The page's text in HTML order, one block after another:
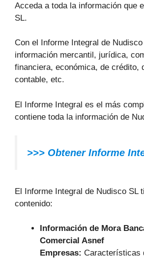
Acceda a toda la información que
SL.
Con el Informe Integral de
información mercantil, jurídica,
financiera, económica, de crédito,
contable, etc.
El Informe Integral es el más
contiene toda la información de
>>> Obtener Informe
El Informe Integral de Nudisco SL
contenido:
Información de Mora
Comercial Asnef
Empresas: Características